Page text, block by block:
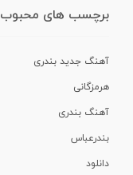
برچسب های محبوب
آهنگ جدید بندری
هرمزگانی
آهنگ بندری
بندرعباس
دانلود